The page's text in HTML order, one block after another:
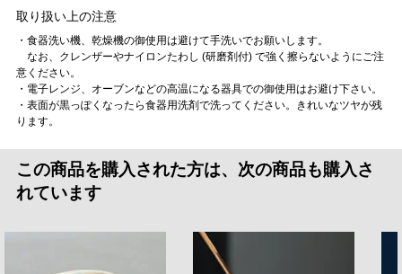
取り扱い上の注意
・食器洗い機、乾燥機の御使用は避けて手洗いでお願いします。
なお、クレンザーやナイロンたわし (研磨剤付) で強く擦らないようにご注
意ください。
・電子レンジ、オーブンなどの高温になる器具での御使用はお避け下さい。
・表面が黒っぽくなったら食器用洗剤で洗ってください。きれいなツヤが残
ります。
この商品を購入された方は、次の商品も購入さ
れています